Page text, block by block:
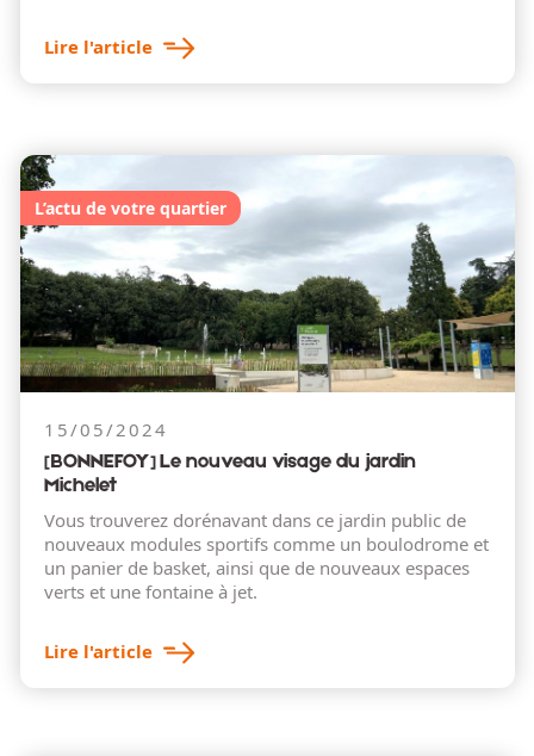
Lire l'article
L’actu de votre quartier
15/05/2024
[BONNEFOY] Le nouveau visage du jardin
Michelet
Vous trouverez dorénavant dans ce jardin public de
nouveaux modules sportifs comme un boulodrome et
un panier de basket, ainsi que de nouveaux espaces
verts et une fontaine à jet.
Lire l'article